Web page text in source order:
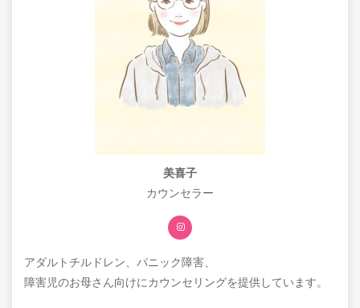
美喜子
カウンセラー
アダルトチルドレン、パニック障害、
障害児のお母さん向けにカウンセリングを提供しています。